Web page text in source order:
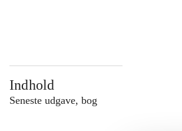
Indhold
Seneste udgave, bog